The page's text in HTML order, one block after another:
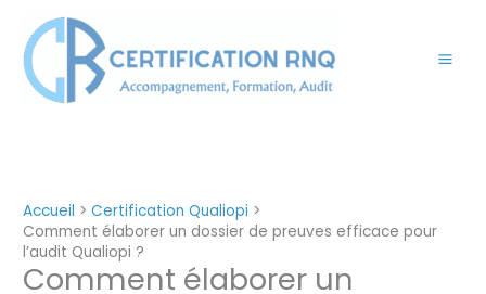
contenu
Accueil
Certification Qualiopi
Comment élaborer un dossier de preuves efficace pour
l’audit Qualiopi ?
Comment élaborer un